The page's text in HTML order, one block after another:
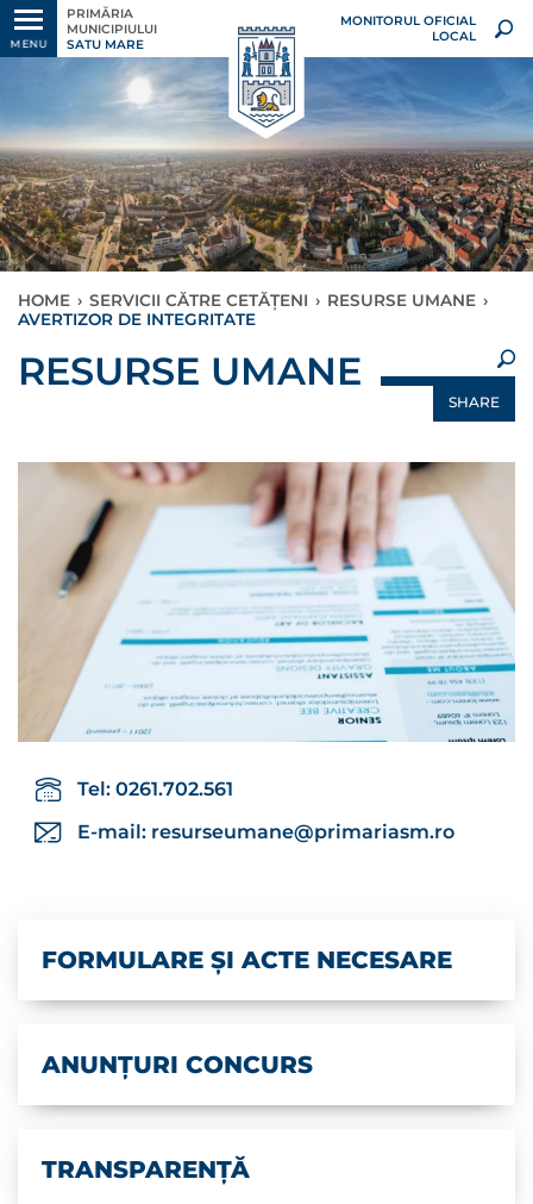
MENU
PRIMĂRIA
MUNICIPIULUI
SATU MARE
MONITORUL OFICIAL
LOCAL
HOME › SERVICII CĂTRE CETĂȚENI › RESURSE UMANE ›
AVERTIZOR DE INTEGRITATE
×
RESURSE UMANE
SHARE
Tel: 0261.702.561
E-mail: resurseumane@primariasm.ro
FORMULARE ȘI ACTE NECESARE
ANUNȚURI CONCURS
TRANSPARENȚĂ